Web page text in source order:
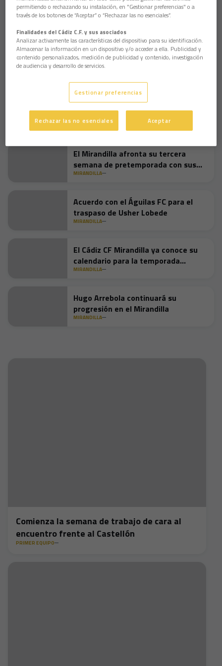
experiencia nos ha podido”, lamentó.
Aun así, Rubio quiso poner en valor el esfuerzo de sus
futbolistas y el trabajo de cantera realizado durante toda la
temporada. “Honor a estos chavales porque el trabajo que se
ha hecho en la cantera ha sido enorme. Han peleado hasta el
final”, señaló.
desarrolló el encuentro y porque el objetivo estaba “en la
mano”, aunque insistió en que la experiencia servirá de
aprendizaje para el futuro. “El fútbol tiene este tipo de cosas
y seguramente nos llevamos un aprendizaje enorme que en el
futuro veremos reflejado en el campo”, concluyó.
El Mirandilla afronta su tercera
semana de pretemporada con sus
primeros amistosos
MIRANDILLA
Acuerdo con el Águilas FC para el
traspaso de Usher Lobede
MIRANDILLA
El Cádiz CF Mirandilla ya conoce su
calendario para la temporada
2026/27
MIRANDILLA
Hugo Arrebola continuará su
progresión en el Mirandilla
MIRANDILLA
Comienza la semana de trabajo de cara al
encuentro frente al Castellón
PRIMER EQUIPO
permitiendo o rechazando su instalación, en "Gestionar preferencias" o a
través de los botones de “Aceptar” o “Rechazar las no esenciales”.
Finalidades del Cádiz C.F. y sus asociados
Analizar activamente las características del dispositivo para su identificación.
Almacenar la información en un dispositivo y/o acceder a ella. Publicidad y
contenido personalizados, medición de publicidad y contenido, investigación
de audiencia y desarrollo de servicios.
Gestionar preferencias
Rechazar las no esenciales Aceptar